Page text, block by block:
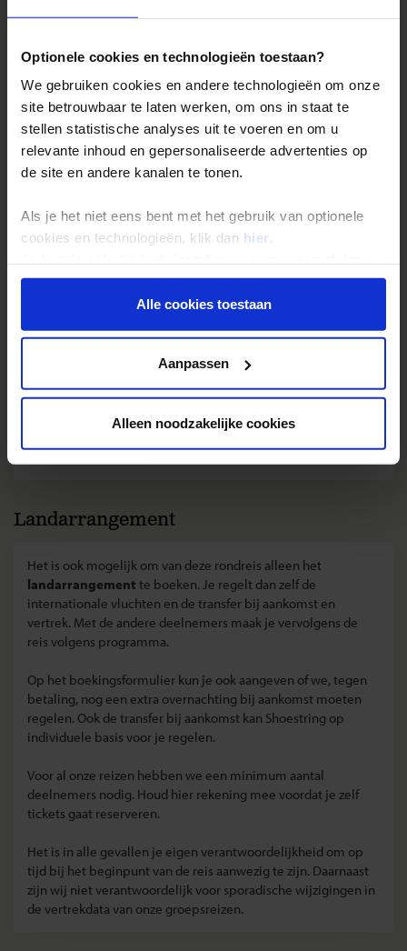
Optionele cookies en technologieën toestaan?
We gebruiken cookies en andere technologieën om onze
site betrouwbaar te laten werken, om ons in staat te
stellen statistische analyses uit te voeren en om u
relevante inhoud en gepersonaliseerde advertenties op
de site en andere kanalen te tonen.
Als je het niet eens bent met het gebruik van optionele
cookies en technologieën, klik dan hier .
onder aan de pagina op elk gewenst moment voor de
toekomst wijzigen.Alle cookies toestaan
Aanpassen
Alleen noodzakelijke cookies
reis- en annuleringsverzekering
Reizen: de feiten op een rij
belangrijkste onderwerpen een speciale pagina
samengesteld met daarop de antwoorden op de meest
Denk hierbij bijvoorbeeld aan vragen als:
• Hoe zit het met de betaling van mijn reis?
• Ik kan bij jullie mijn eigen vlucht kiezen. Hoe werkt dat?
• Kan ik voor vertrek een specifieke stoel in het vliegtuig
reserveren?
Lees hier de veelgestelde vragen
Landarrangement
Het is ook mogelijk om van deze rondreis alleen het
landarrangement te boeken. Je regelt dan zelf de
internationale vluchten en de transfer bij aankomst en
vertrek. Met de andere deelnemers maak je vervolgens de
reis volgens programma.
Op het boekingsformulier kun je ook aangeven of we, tegen
betaling, nog een extra overnachting bij aankomst moeten
regelen. Ook de transfer bij aankomst kan Shoestring op
individuele basis voor je regelen.
Voor al onze reizen hebben we een minimum aantal
deelnemers nodig. Houd hier rekening mee voordat je zelf
tickets gaat reserveren.
Het is in alle gevallen je eigen verantwoordelijkheid om op
tijd bij het beginpunt van de reis aanwezig te zijn. Daarnaast
zijn wij niet verantwoordelijk voor sporadische wijzigingen in
de vertrekdata van onze groepsreizen.